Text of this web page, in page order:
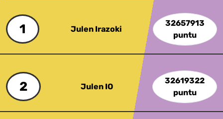
1 Julen Irazoki
32657913
puntu
2 Julen IO
32619322
puntu